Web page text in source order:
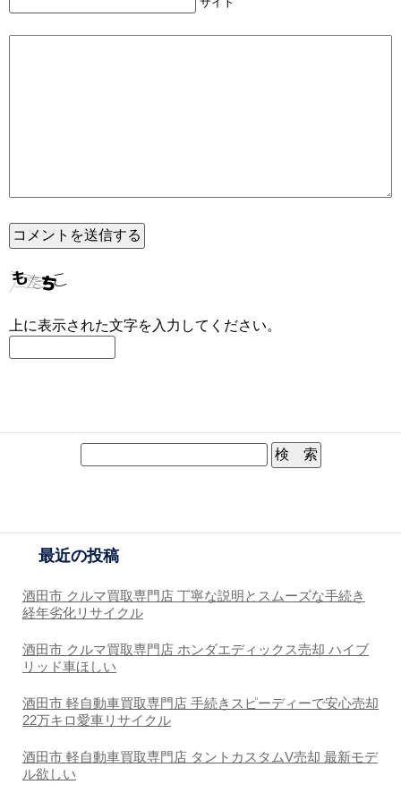
上に表示された文字を入力してください。
最近の投稿
酒田市 クルマ買取専門店 丁寧な説明とスムーズな手続き
経年劣化リサイクル
酒田市 クルマ買取専門店 ホンダエディックス売却 ハイブ
リッド車ほしい
酒田市 軽自動車買取専門店 手続きスピーディーで安心売却
22万キロ愛車リサイクル
酒田市 軽自動車買取専門店 タントカスタムV売却 最新モデ
ル欲しい